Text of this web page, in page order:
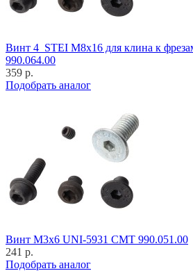
Винт 4_STEI M8x16 для клина к
990.064.00
359 р.
Подобрать аналог
Винт M3x6 UNI-5931 CMT 990.051.00
241 р.
Подобрать аналог